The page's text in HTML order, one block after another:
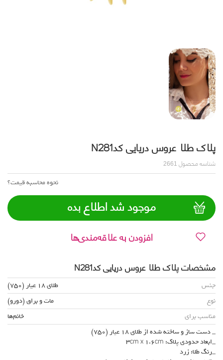
پلاک طلا عروس دریایی کدN281
شناسه محصول
نحوه محاسبه قیمت؟
موجود شد اطلاع بده
افزودن به علاقه‌مندی‌ها
مشخصات پلاک طلا عروس دریایی کدN281
جنس
طلای 18 عیار (750)
نوع
مات و براق (دورو)
مناسب برای
خانم‌ها
_ دست ساز و ساخته شده از طلای 18 عیار (750)
_ابعاد حدودی پلاک: 3cm x 1.6cm
_رنگ طلا: زرد